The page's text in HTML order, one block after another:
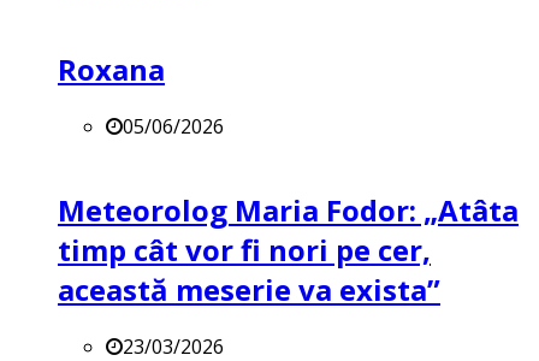
Roxana
05/06/2026
Meteorolog Maria Fodor: „Atâta
timp cât vor fi nori pe cer,
această meserie va exista”
23/03/2026